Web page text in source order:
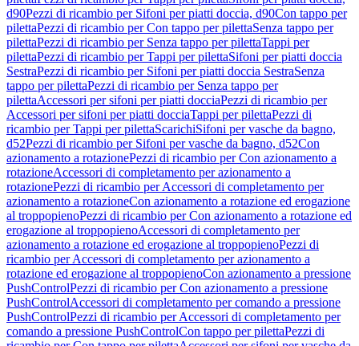
d90Pezzi di ricambio per Sifoni per piatti doccia, d90Con tappo per
pilettaPezzi di ricambio per Con tappo per pilettaSenza tappo per
pilettaPezzi di ricambio per Senza tappo per pilettaTappi per
pilettaPezzi di ricambio per Tappi per pilettaSifoni per piatti doccia
SestraPezzi di ricambio per Sifoni per piatti doccia SestraSenza
tappo per pilettaPezzi di ricambio per Senza tappo per
pilettaAccessori per sifoni per piatti docciaPezzi di ricambio per
Accessori per sifoni per piatti docciaTappi per pilettaPezzi di
ricambio per Tappi per pilettaScarichiSifoni per vasche da bagno,
d52Pezzi di ricambio per Sifoni per vasche da bagno, d52Con
azionamento a rotazionePezzi di ricambio per Con azionamento a
rotazioneAccessori di completamento per azionamento a
rotazionePezzi di ricambio per Accessori di completamento per
azionamento a rotazioneCon azionamento a rotazione ed erogazione
al troppopienoPezzi di ricambio per Con azionamento a rotazione ed
erogazione al troppopienoAccessori di completamento per
azionamento a rotazione ed erogazione al troppopienoPezzi di
ricambio per Accessori di completamento per azionamento a
rotazione ed erogazione al troppopienoCon azionamento a pressione
PushControlPezzi di ricambio per Con azionamento a pressione
PushControlAccessori di completamento per comando a pressione
PushControlPezzi di ricambio per Accessori di completamento per
comando a pressione PushControlCon tappo per pilettaPezzi di